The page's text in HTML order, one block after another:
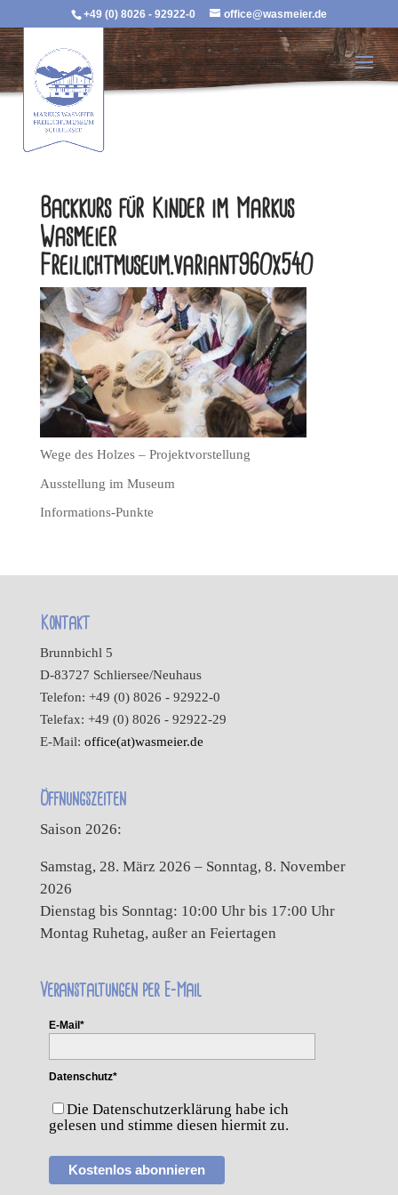
+49 (0) 8026 - 92922-0 office@wasmeier.de
Backkurs für Kinder im Markus
Wasmeier
Freilichtmuseum.variant960x540
Wege des Holzes – Projektvorstellung
Ausstellung im Museum
Informations-Punkte
Kontakt
Brunnbichl 5
D-83727 Schliersee/Neuhaus
Telefon: +49 (0) 8026 - 92922-0
Telefax: +49 (0) 8026 - 92922-29
E-Mail: office(at)wasmeier.de
Öffnungszeiten
Saison 2026:
Samstag, 28. März 2026 – Sonntag, 8. November
2026
Dienstag bis Sonntag: 10:00 Uhr bis 17:00 Uhr
Montag Ruhetag, außer an Feiertagen
Veranstaltungen per E-Mail
E-Mail*
Datenschutz*
Die Datenschutzerklärung habe ich
gelesen und stimme diesen hiermit zu.
Kostenlos abonnieren